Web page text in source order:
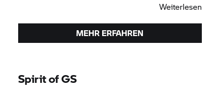
Weiterlesen
MEHR ERFAHREN
Spirit of GS